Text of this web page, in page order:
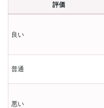
評価
良い
普通
悪い